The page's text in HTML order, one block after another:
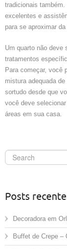
tradicionais
excelentes e
para se aproximar
Um quarto não deve
tratamentos
Para começar, você
mistura adequada
sortudo desde que
você deve
áreas em sua casa.
Posts
Decoradora em
Buffet de Crepe –